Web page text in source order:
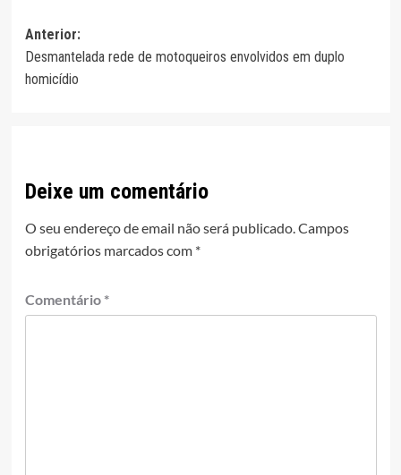
Navegação
de
Anterior:
Desmantelada rede de motoqueiros envolvidos em duplo
homicídio
Deixe um comentário
O seu endereço de email não será publicado.Campos
obrigatórios marcados com *
Comentário *